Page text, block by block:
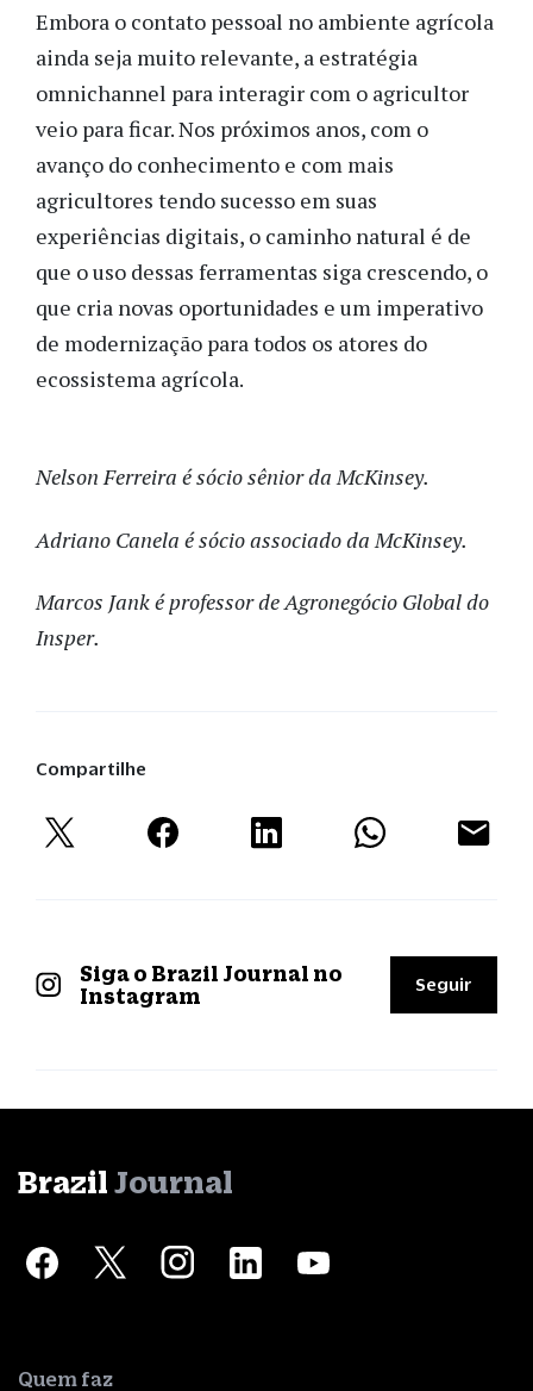
Embora o contato pessoal no ambiente agrícola
ainda seja muito relevante, a estratégia
omnichannel para interagir com o agricultor
veio para ficar. Nos próximos anos, com o
avanço do conhecimento e com mais
agricultores tendo sucesso em suas
experiências digitais, o caminho natural é de
que o uso dessas ferramentas siga crescendo, o
que cria novas oportunidades e um imperativo
de modernização para todos os atores do
ecossistema agrícola.
Nelson Ferreira é sócio sênior da McKinsey.
Adriano Canela é sócio associado da McKinsey.
Marcos Jank é professor de Agronegócio Global do
Insper.
Compartilhe
Siga o Brazil Journal no
Instagram
Seguir
Brazil Journal
Quem faz